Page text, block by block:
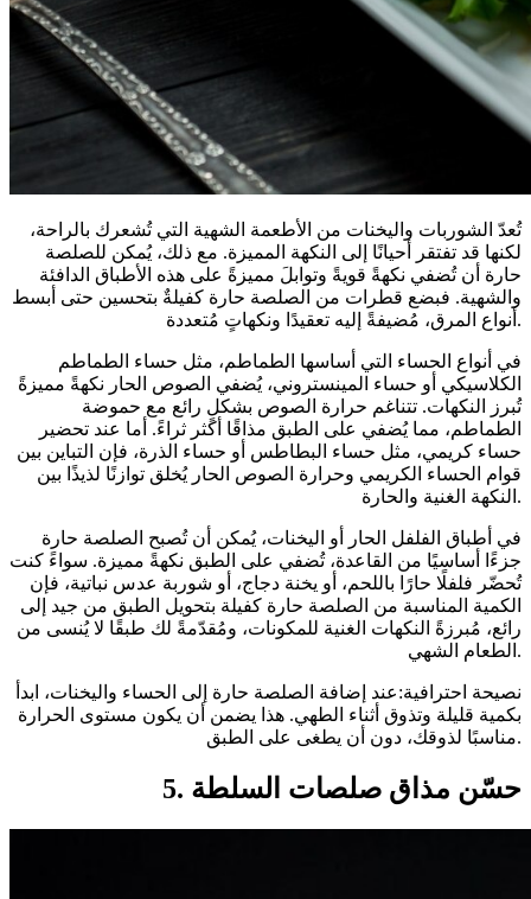
تُعدّ الشوربات واليخنات من الأطعمة الشهية التي تُشعرك بالراحة،
لكنها قد تفتقر أحيانًا إلى النكهة المميزة. مع ذلك، يُمكن للصلصة
حارة أن تُضفي نكهةً قويةً وتوابلَ مميزةً على هذه الأطباق الدافئة
والشهية. فبضع قطرات من الصلصة حارة كفيلةٌ بتحسين حتى أبسط
أنواع المرق، مُضيفةً إليه تعقيدًا ونكهاتٍ مُتعددة.
في أنواع الحساء التي أساسها الطماطم، مثل حساء الطماطم
الكلاسيكي أو حساء المينستروني، يُضفي الصوص الحار نكهةً مميزةً
تُبرز النكهات. تتناغم حرارة الصوص بشكلٍ رائع مع حموضة
الطماطم، مما يُضفي على الطبق مذاقًا أكثر ثراءً. أما عند تحضير
حساء كريمي، مثل حساء البطاطس أو حساء الذرة، فإن التباين بين
قوام الحساء الكريمي وحرارة الصوص الحار يُخلق توازنًا لذيذًا بين
النكهة الغنية والحارة.
في أطباق الفلفل الحار أو اليخنات، يُمكن أن تُصبح الصلصة حارة
جزءًا أساسيًا من القاعدة، تُضفي على الطبق نكهةً مميزة. سواءً كنت
تُحضّر فلفلًا حارًا باللحم، أو يخنة دجاج، أو شوربة عدس نباتية، فإن
الكمية المناسبة من الصلصة حارة كفيلة بتحويل الطبق من جيد إلى
رائع، مُبرزةً النكهات الغنية للمكونات، ومُقدّمةً لك طبقًا لا يُنسى من
الطعام الشهي.
نصيحة احترافية:عند إضافة الصلصة حارة إلى الحساء واليخنات، ابدأ
بكمية قليلة وتذوق أثناء الطهي. هذا يضمن أن يكون مستوى الحرارة
مناسبًا لذوقك، دون أن يطغى على الطبق.
5. حسّن مذاق صلصات السلطة